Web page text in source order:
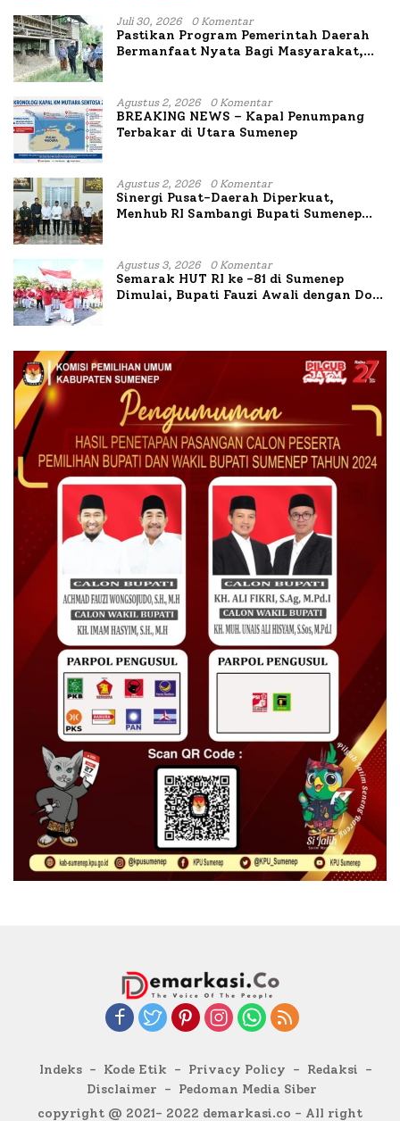
Juli 30, 2026 0 Komentar
Pastikan Program Pemerintah Daerah
Bermanfaat Nyata Bagi Masyarakat,
Bataal Timur
Agustus 2, 2026 0 Komentar
BREAKING NEWS – Kapal Penumpang
Terbakar di Utara Sumenep
Agustus 2, 2026 0 Komentar
Sinergi Pusat-Daerah Diperkuat,
Menhub RI Sambangi Bupati Sumenep
Agustus 3, 2026 0 Komentar
Semarak HUT RI ke -81 di Sumenep
Dimulai, Bupati Fauzi Awali dengan Doa
Indeks Kode Etik Privacy Policy
Redaksi
Disclaimer
Pedoman Media Siber
copyright @ 2021- 2022 demarkasi.co - All right